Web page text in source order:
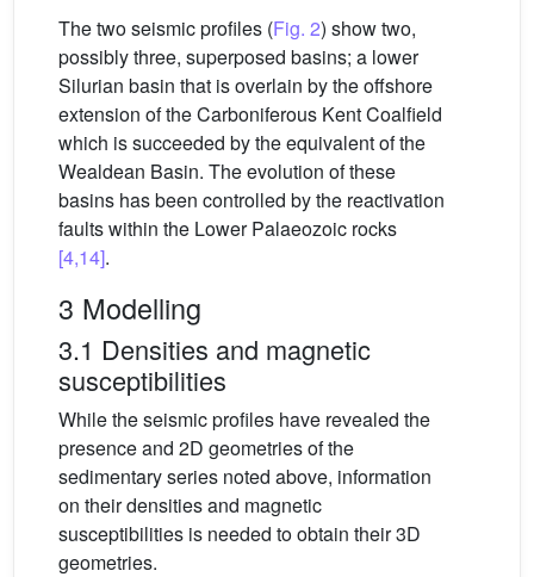
The two seismic profiles (Fig. 2) show two,
possibly three, superposed basins; a lower
Silurian basin that is overlain by the offshore
extension of the Carboniferous Kent Coalfield
which is succeeded by the equivalent of the
Wealdean Basin. The evolution of these
basins has been controlled by the reactivation
faults within the Lower Palaeozoic rocks
[4,14].
3 Modelling
3.1 Densities and magnetic
susceptibilities
While the seismic profiles have revealed the
presence and 2D geometries of the
sedimentary series noted above, information
on their densities and magnetic
susceptibilities is needed to obtain their 3D
geometries.